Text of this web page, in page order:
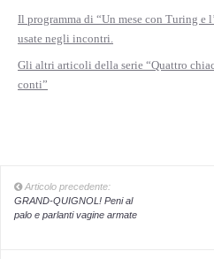
Il programma di “Un mese con Turing e
usate negli incontri.
Gli altri articoli della serie “Quattro
conti”
Articolo precedente:
GRAND-QUIGNOL! Peni al
palo e parlanti vagine armate